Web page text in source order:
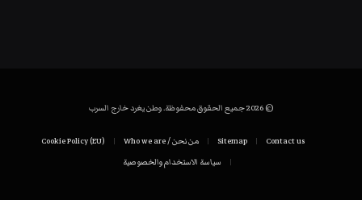
© 2026 جميع الحقوق محفوظة. وطن يغرد خارج السرب
Contact us
Sitemap من نحن / Who we are
Cookie Policy (EU)
سياسة الاستخدام والخصوصية